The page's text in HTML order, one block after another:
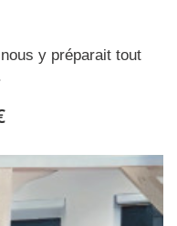
y préparait tout